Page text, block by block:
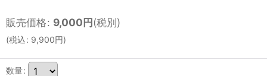
販売価格: 9,000円(税別)
(税込: 9,900円)
数量: